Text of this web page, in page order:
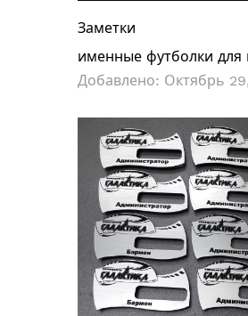
Заметки
именные футболки для
Добавлено: Октябрь